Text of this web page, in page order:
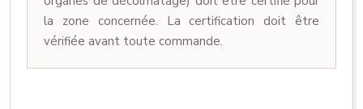
la zone concernée. La certification doit être
vérifiée avant toute commande.